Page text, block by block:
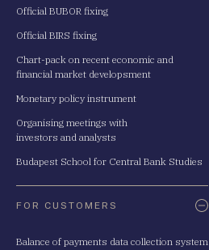
Official BUBOR fixing
Official BIRS fixing
Chart-pack on recent economic and
financial market developsment
Monetary policy instrument
Organising meetings with
investors and analysts
Budapest School for Central Bank Studies
FOR CUSTOMERS
Balance of payments data collection system